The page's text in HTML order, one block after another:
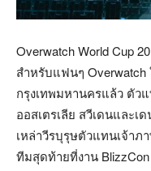
Overwatch World Cup
สำหรับแฟนๆ Overwatch
กรุงเทพมหานครแล้ว ตัว
ออสเตรเลีย สวีเดนและ
เหล่าวีรบุรุษตัวแทนเจ้าภ
ทีมสุดท้ายที่งาน BlizzCon